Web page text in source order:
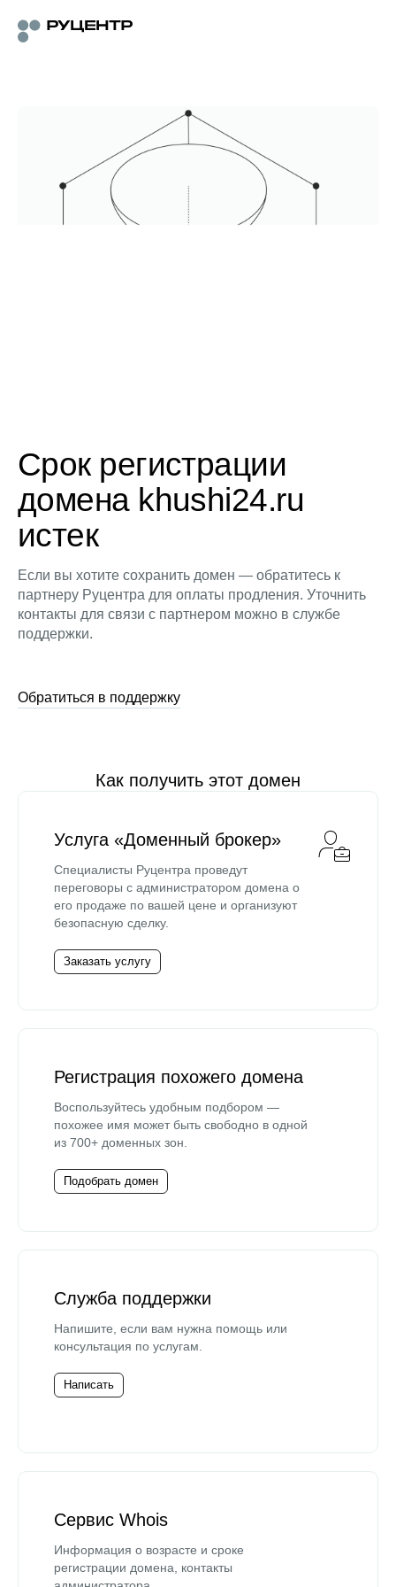
Срок регистрации
домена khushi24.ru
истек
Если вы хотите сохранить домен — обратитесь к
партнеру Руцентра для оплаты продления. Уточнить
контакты для связи с партнером можно в службе
поддержки.
Обратиться в поддержку
Как получить этот домен
Услуга «Доменный брокер»
Специалисты Руцентра проведут
переговоры с администратором домена о
его продаже по вашей цене и организуют
безопасную сделку.
Заказать услугу
Регистрация похожего домена
Воспользуйтесь удобным подбором —
похожее имя может быть свободно в одной
из 700+ доменных зон.
Подобрать домен
Служба поддержки
Напишите, если вам нужна помощь или
консультация по услугам.
Написать
Сервис Whois
Информация о возрасте и сроке
регистрации домена, контакты